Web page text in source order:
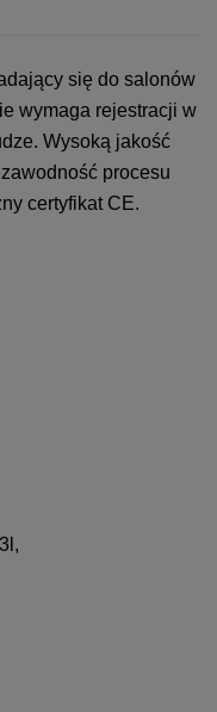
się do salonów
wymaga rejestracji w
Wysoką jakość
procesu
certyfikat CE.